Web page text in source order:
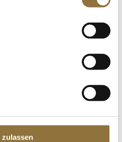
zulassen
Alkoholfrei Prickelnd "Cuvée